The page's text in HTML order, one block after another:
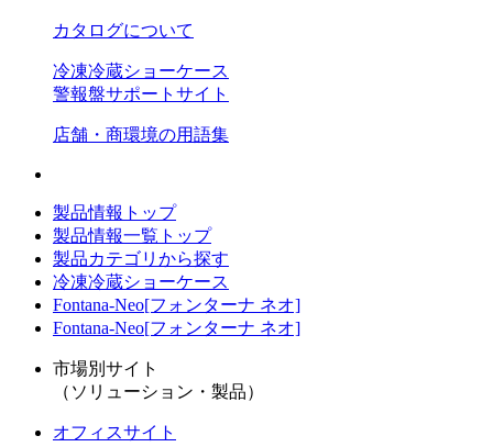
カタログについて
冷凍冷蔵ショーケース
警報盤サポートサイト
店舗・商環境の用語集
製品情報トップ
製品情報一覧トップ
製品カテゴリから探す
冷凍冷蔵ショーケース
Fontana-Neo[フォンターナ ネオ]
Fontana-Neo[フォンターナ ネオ]
市場別サイト
（ソリューション・製品）
オフィスサイト